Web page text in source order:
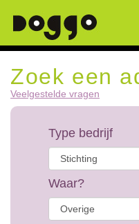
Zoek een
Veelgestelde vragen
Type bedrijf
Waar?